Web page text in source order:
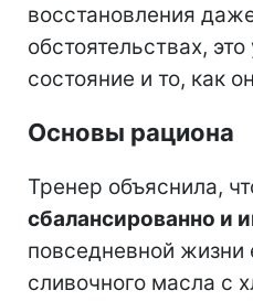
восстановления
обстоятельствах,
состояние и то, как
Основы рациона
Тренер объяснила,
сбалансированно и
повседневной жизни
сливочного масла с